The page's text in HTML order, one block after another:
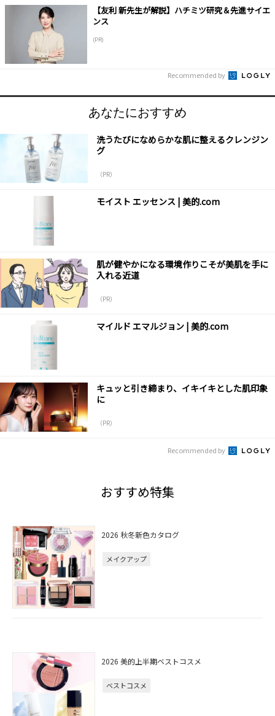
【友利 新先生が解説】ハチミツ研究＆先進サイエ
ンス
(PR)
Recommended by
あなたにおすすめ
洗うたびになめらかな肌に整えるクレンジン
グ
（PR）
モイスト エッセンス | 美的.com
肌が健やかになる環境作りこそが美肌を手に
入れる近道
（PR）
マイルド エマルジョン | 美的.com
キュッと引き締まり、イキイキとした肌印象
に
（PR）
Recommended by
おすすめ特集
2026 秋冬新色カタログ
メイクアップ
2026 美的上半期ベストコスメ
ベストコスメ